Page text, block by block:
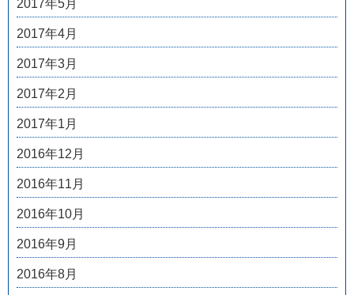
2017年5月
2017年4月
2017年3月
2017年2月
2017年1月
2016年12月
2016年11月
2016年10月
2016年9月
2016年8月